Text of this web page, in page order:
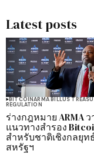
Latest posts
BITCOINARMA BILLUS
REGULATION
ร่างกฎหมาย ARMA ว
แนวทางสำรอง
สำหรับชาติเชิงกลยุท
สหรัฐฯ